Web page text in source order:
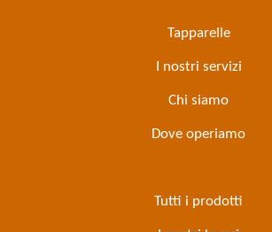
Tapparelle
I nostri servizi
Chi siamo
Dove operiamo
Tutti i prodotti